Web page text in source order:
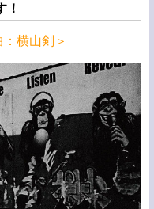
！
横山剣＞